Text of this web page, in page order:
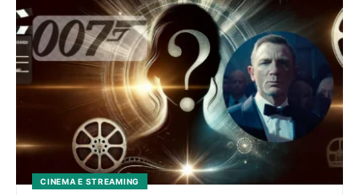
CINEMA E STREAMING